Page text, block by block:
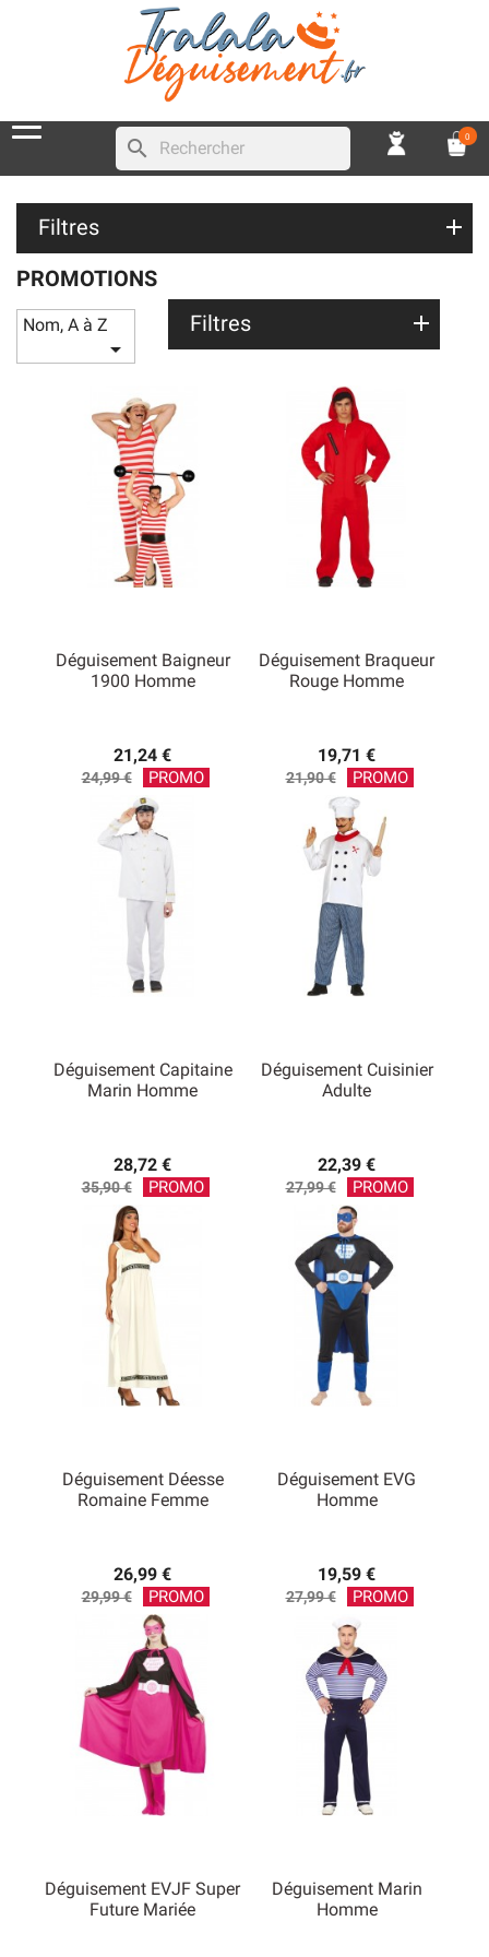
search 0
Filtres
PROMOTIONS
Nom, A à Z

Filtres
Déguisement Baigneur
1900 Homme
21,24 €
Prix
base
24,99 € PROMO
Déguisement Braqueur
Rouge Homme
19,71 €
Prix
21,90 € PROMO
Déguisement Capitaine
Marin Homme
28,72 €
Prix
base
35,90 € PROMO
Déguisement Cuisinier
Adulte
22,39 €
Prix
27,99 € PROMO
Déguisement Déesse
Romaine Femme
26,99 €
Prix
29,99 € PROMO
Déguisement EVG
Homme
19,59 €
Prix
27,99 € PROMO
Déguisement EVJF Super
Future Mariée
Déguisement Marin
Homme